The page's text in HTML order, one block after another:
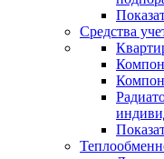
Средства